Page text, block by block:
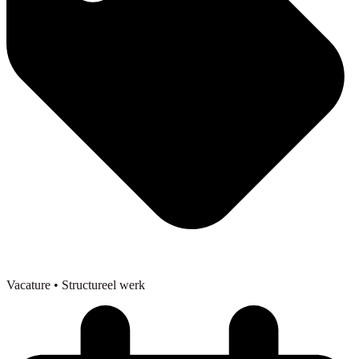
Vacature • Structureel werk